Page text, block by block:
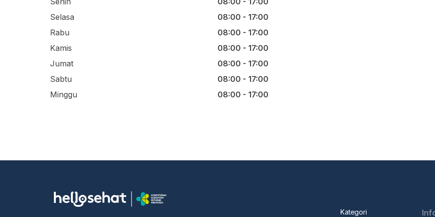
Selasa
08:00 - 17:00
Rabu
08:00 - 17:00
Kamis
08:00 - 17:00
Jumat
08:00 - 17:00
Sabtu
08:00 - 17:00
Minggu
08:00 - 17:00
Kategori